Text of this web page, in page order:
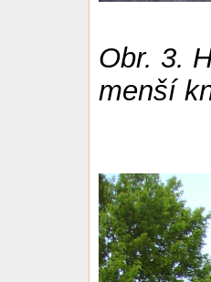
Obr. 3.
menší